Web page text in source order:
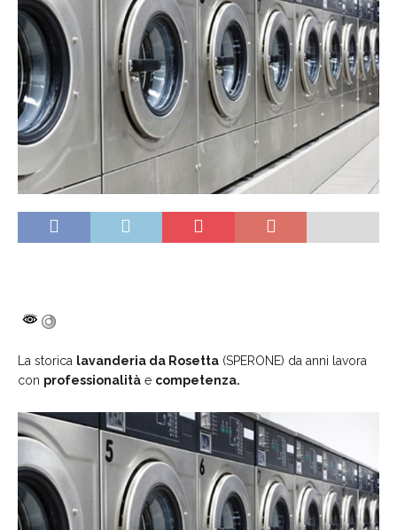
La storica lavanderia da Rosetta (SPERONE) da anni lavora
con professionalità e competenza.